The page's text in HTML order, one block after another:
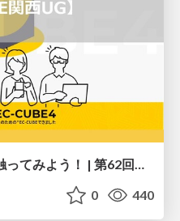
EC-CUBE4 の Web API を触ってみよう！ | 第62回EC-CUBE関西UG
0 440